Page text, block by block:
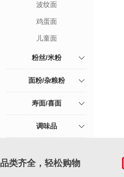
波纹面
鸡蛋面
儿童面
粉丝/米粉
面粉/杂粮粉
寿面/喜面
调味品
品类齐全，轻松购物